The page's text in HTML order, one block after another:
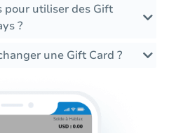
pour utiliser des Gift
?
une Gift Card ?